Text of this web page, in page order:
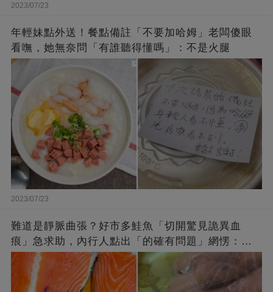
2023/07/23
年輕妹點外送！餐點備註「不要加哈姆」老闆傻眼
看嘸，她無奈問「有誰聽得懂嗎」：不是火腿
2023/07/23
難道是靜脈曲張？好市多鮭魚「切開驚見詭異血
痕」急求助，內行人點出「的確有問題」網愣：不
退貨照吃